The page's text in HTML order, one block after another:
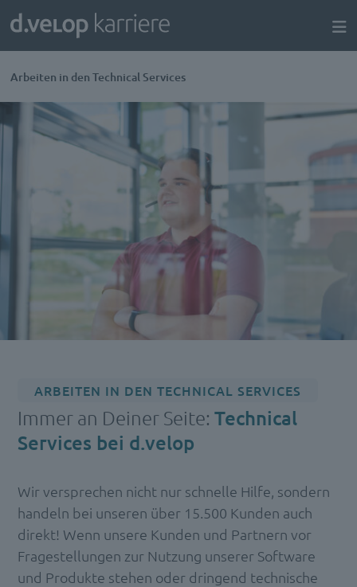
Arbeiten in den Technical Services
ARBEITEN IN DEN TECHNICAL SERVICES
Immer an Deiner Seite:Technical
Services bei d.velop
Wir versprechen nicht nur schnelle Hilfe, sondern
handeln bei unseren über 15.500 Kunden auch
direkt! Wenn unsere Kunden und Partnern vor
Fragestellungen zur Nutzung unserer Software
und Produkte stehen oder dringend technische